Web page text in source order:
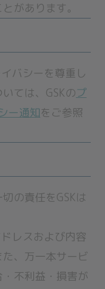
があります。
バシーを尊重し
ては、GSKのプ
ー通知をご参照
の責任をGSKは
レスおよび内容
、万一本サービ
不利益・損害が